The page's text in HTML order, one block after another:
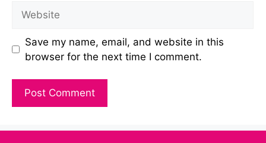
Save my name, email, and website in this
browser for the next time I comment.